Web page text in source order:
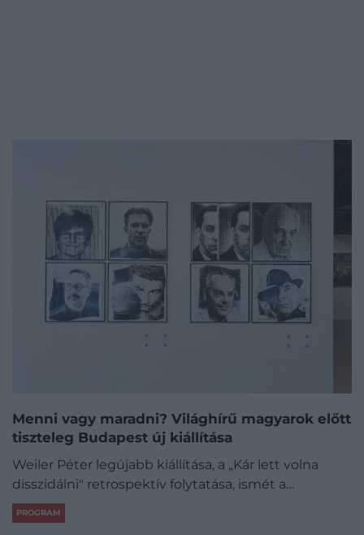
Menni vagy maradni? Világhírű magyarok előtt
tiszteleg Budapest új kiállítása
Weiler Péter legújabb kiállítása, a „Kár lett volna
disszidálni" retrospektív folytatása, ismét a…
PROGRAM